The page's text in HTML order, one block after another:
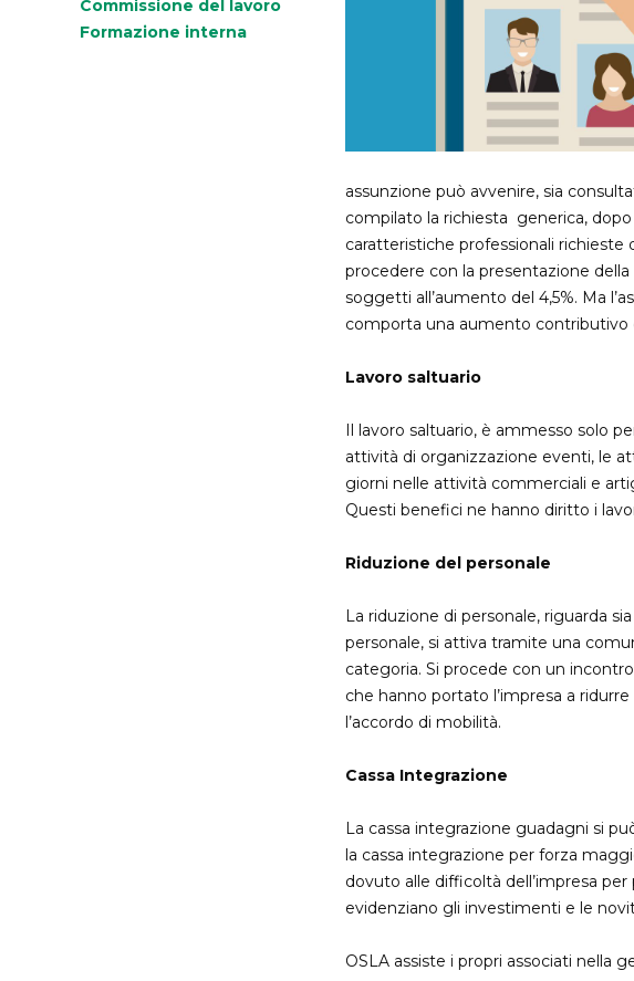
assunzione può avvenire, sia
compilato la richiesta generica,
caratteristiche professionali richieste
procedere con la presentazione
soggetti all’aumento del 4,5%. Ma
comporta una aumento contributivo
Lavoro saltuario
Il lavoro saltuario, è ammesso solo
attività di organizzazione eventi, le
giorni nelle attività commerciali e
Questi benefici ne hanno diritto i
Riduzione del personale
La riduzione di personale, riguarda
personale, si attiva tramite una
categoria. Si procede con un
che hanno portato l’impresa a
l’accordo di mobilità.
Cassa Integrazione
La cassa integrazione guadagni si
la cassa integrazione per forza
dovuto alle difficoltà dell’impresa
evidenziano gli investimenti e le
OSLA assiste i propri associati nella
Commissione del lavoro
Formazione interna